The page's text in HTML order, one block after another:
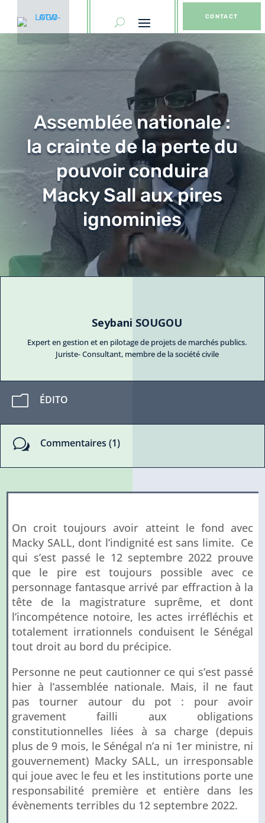
CONTACT
Assemblée nationale :
la crainte de la perte du
pouvoir conduira
Macky Sall aux pires
ignominies
Seybani SOUGOU
Expert en gestion et en pilotage de projets de marchés publics.
Juriste- Consultant, membre de la société civile
m ÉDITO
w Commentaires (1)
On croit toujours avoir atteint le fond avec
Macky SALL, dont l’indignité est sans limite. Ce
qui s’est passé le 12 septembre 2022 prouve
que le pire est toujours possible avec ce
personnage fantasque arrivé par effraction à la
tête de la magistrature suprême, et dont
l’incompétence notoire, les actes irréfléchis et
totalement irrationnels conduisent le Sénégal
tout droit au bord du précipice.
Personne ne peut cautionner ce qui s’est passé
hier à l’assemblée nationale. Mais, il ne faut
pas tourner autour du pot : pour avoir
gravement failli aux obligations
constitutionnelles liées à sa charge (depuis
plus de 9 mois, le Sénégal n’a ni 1er ministre, ni
gouvernement) Macky SALL, un irresponsable
qui joue avec le feu et les institutions porte une
responsabilité première et entière dans les
évènements terribles du 12 septembre 2022.